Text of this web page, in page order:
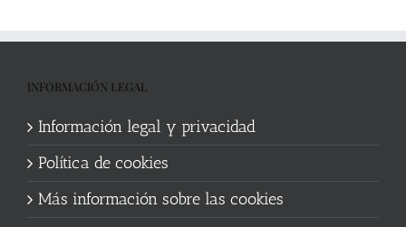
INFORMACIÓN LEGAL
Información legal y privacidad
Política de cookies
Más información sobre las cookies